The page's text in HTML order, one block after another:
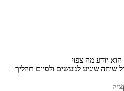
יודע מה צפוי
שיחה שיגיע למעשים ולסיום תהליך